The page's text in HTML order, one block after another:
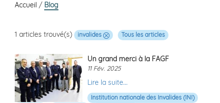
Accueil / Blog
1 articles trouvé(s) invalides Tous les articles
Un grand merci à la FAGF
11 Fév. 2025
Lire la suite...
Institution nationale des Invalides (INI)